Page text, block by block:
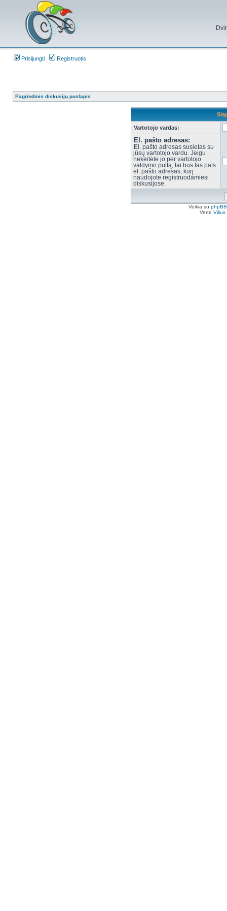
Prisijungti Registruotis
Pagrindinis diskusijų puslapis
Vartotojo vardas:
El. pašto adresas:
El. pašto adresas susietas su
jūsų vartotojo vardu. Jeigu
nekeitėte jo per vartotojo
valdymo pultą, tai bus tas pats
el. pašto adresas, kurį
naudojote registruodamiesi
diskusijose.
Veikia su phpBB
Vertė Vilius